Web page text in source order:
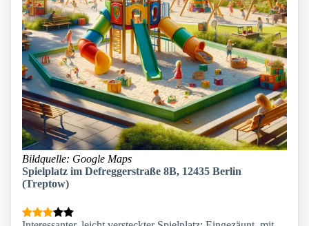
Bildquelle: Google Maps
Spielplatz im Defreggerstraße 8B, 12435 Berlin
(Treptow)